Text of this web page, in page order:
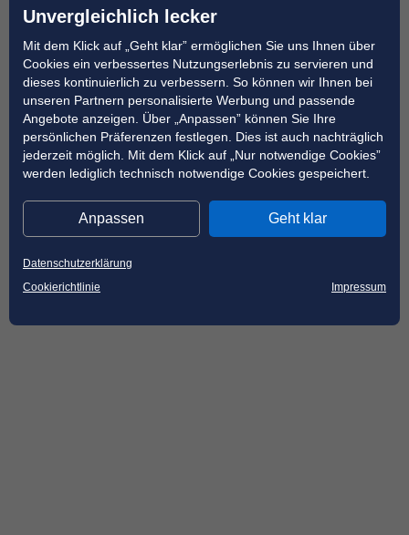
Unvergleichlich lecker
Mit dem Klick auf „Geht klar” ermöglichen Sie uns Ihnen über
Cookies ein verbessertes Nutzungserlebnis zu servieren und
dieses kontinuierlich zu verbessern. So können wir Ihnen bei
unseren Partnern personalisierte Werbung und passende
Angebote anzeigen. Über „Anpassen” können Sie Ihre
persönlichen Präferenzen festlegen. Dies ist auch nachträglich
jederzeit möglich. Mit dem Klick auf „Nur notwendige Cookies”
werden lediglich technisch notwendige Cookies gespeichert.
Anpassen Geht klar
Datenschutzerklärung
Cookierichtlinie
Impressum